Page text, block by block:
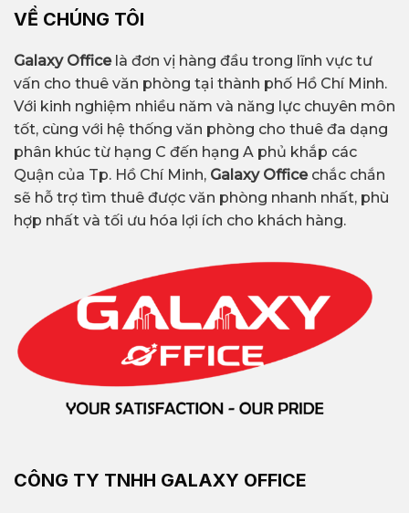
VỀ CHÚNG TÔI
Galaxy Officelà đơn vị hàng đầu trong lĩnh vực tư
vấn cho thuê văn phòng tại thành phố Hồ Chí Minh.
Với kinh nghiệm nhiều năm và năng lực chuyên môn
tốt, cùng với hệ thống văn phòng cho thuê đa dạng
phân khúc từ hạng C đến hạng A phủ khắp các
Quận của Tp. Hồ Chí Minh, Galaxy Office chắc chắn
sẽ hỗ trợ tìm thuê được văn phòng nhanh nhất, phù
hợp nhất và tối ưu hóa lợi ích cho khách hàng.
CÔNG TY TNHH GALAXY OFFICE